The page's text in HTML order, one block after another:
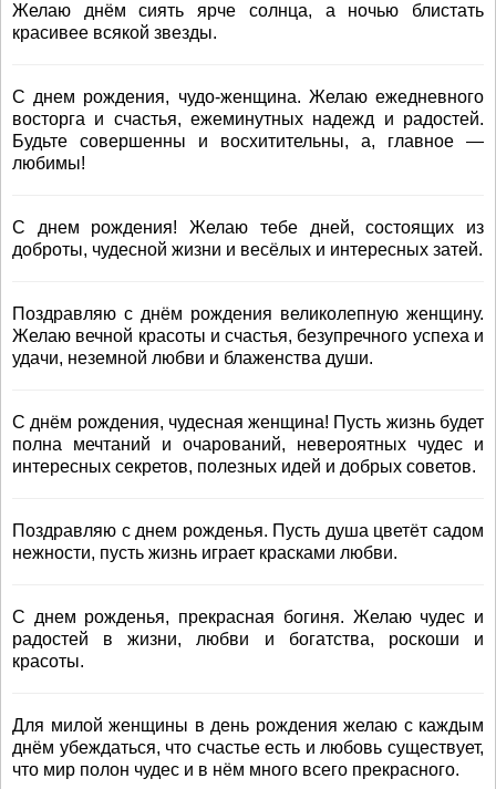
Желаю днём сиять ярче солнца, а ночью блистать
красивее всякой звезды.
С днем рождения, чудо-женщина. Желаю ежедневного
восторга и счастья, ежеминутных надежд и радостей.
Будьте совершенны и восхитительны, а, главное —
любимы!
С днем рождения! Желаю тебе дней, состоящих из
доброты, чудесной жизни и весёлых и интересных затей.
Поздравляю с днём рождения великолепную женщину.
Желаю вечной красоты и счастья, безупречного успеха и
удачи, неземной любви и блаженства души.
С днём рождения, чудесная женщина! Пусть жизнь будет
полна мечтаний и очарований, невероятных чудес и
интересных секретов, полезных идей и добрых советов.
Поздравляю с днем рожденья. Пусть душа цветёт садом
нежности, пусть жизнь играет красками любви.
С днем рожденья, прекрасная богиня. Желаю чудес и
радостей в жизни, любви и богатства, роскоши и
красоты.
Для милой женщины в день рождения желаю с каждым
днём убеждаться, что счастье есть и любовь существует,
что мир полон чудес и в нём много всего прекрасного.